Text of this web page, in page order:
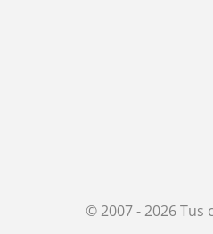
© 2007 - 2026 Tus